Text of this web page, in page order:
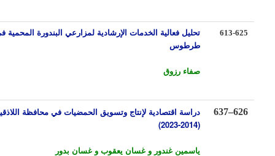
تحليل فعالية الخدمات الإرشادية لمزارعي البندورة المحمية في
صفاء رزوق
637 دراسة اقتصادية لإنتاج وتسويق الحمضيات في محافظة اللاذقية للفترة
ياسمين غندورو غسان يعقوب و غسان بدور